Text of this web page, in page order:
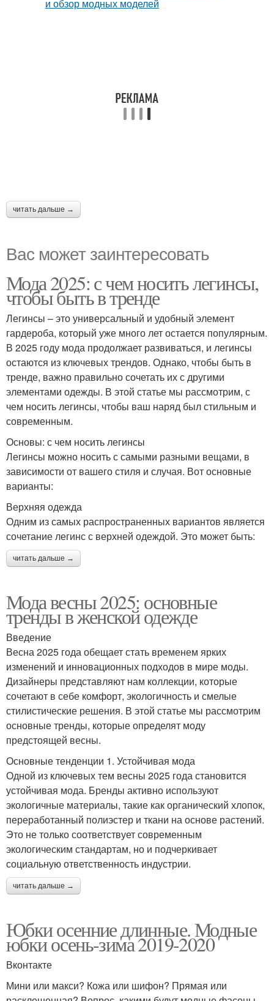
читать дальше →
Вас может заинтересовать
Мода 2025: с чем носить легинсы,
чтобы быть в тренде
Легинсы – это универсальный и удобный элемент
гардероба, который уже много лет остается популярным.
В 2025 году мода продолжает развиваться, и легинсы
остаются из ключевых трендов. Однако, чтобы быть в
тренде, важно правильно сочетать их с другими
элементами одежды. В этой статье мы рассмотрим, с
чем носить легинсы, чтобы ваш наряд был стильным и
современным.
Основы: с чем носить легинсы
Легинсы можно носить с самыми разными вещами, в
зависимости от вашего стиля и случая. Вот основные
варианты:
Верхняя одежда
Одним из самых распространенных вариантов является
сочетание легинс с верхней одеждой. Это может быть:
читать дальше →
Мода весны 2025: основные
тренды в женской одежде
Введение
Весна 2025 года обещает стать временем ярких
изменений и инновационных подходов в мире моды.
Дизайнеры представляют нам коллекции, которые
сочетают в себе комфорт, экологичность и смелые
стилистические решения. В этой статье мы рассмотрим
основные тренды, которые определят моду
предстоящей весны.
Основные тенденции 1. Устойчивая мода
Одной из ключевых тем весны 2025 года становится
устойчивая мода. Бренды активно используют
экологичные материалы, такие как органический хлопок,
переработанный полиэстер и ткани на основе растений.
Это не только соответствует современным
экологическим стандартам, но и подчеркивает
социальную ответственность индустрии.
читать дальше →
Юбки осенние длинные. Модные
юбки осень-зима 2019-2020
Вконтакте
Мини или макси? Кожа или шифон? Прямая или